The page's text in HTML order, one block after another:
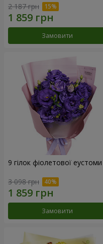
2 187 грн
Замовити
9 гілок фіолетової еустоми
3 098 грн
Замовити